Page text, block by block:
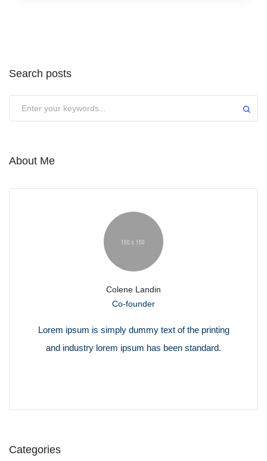
Search posts
About Me
Colene Landin
Co-founder
Lorem ipsum is simply dummy text of the printing
and industry lorem ipsum has been standard.
Categories